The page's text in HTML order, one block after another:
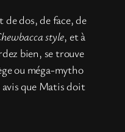
de dos, de face, de
style, et à
bien, se trouve
ou méga-mytho
avis que Matis doit